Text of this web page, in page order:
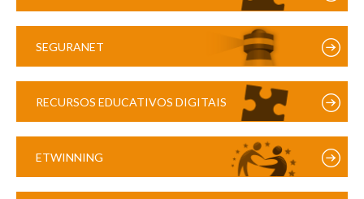
SEGURANET
RECURSOS EDUCATIVOS DIGITAIS
ETWINNING